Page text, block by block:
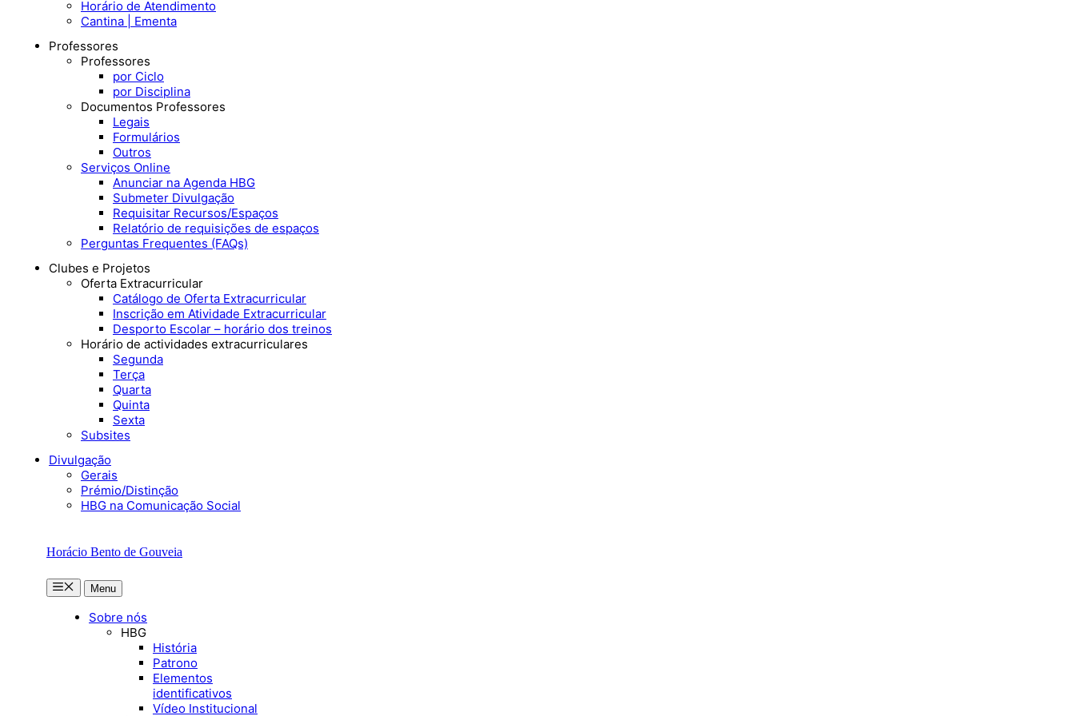
Horário de Atendimento
Cantina | Ementa
Professores
Professores
por Ciclo
por Disciplina
Documentos Professores
Legais
Formulários
Outros
Serviços Online
Anunciar na Agenda HBG
Submeter Divulgação
Requisitar Recursos/Espaços
Relatório de requisições de espaços
Perguntas Frequentes (FAQs)
Clubes e Projetos
Oferta Extracurricular
Catálogo de Oferta Extracurricular
Inscrição em Atividade Extracurricular
Desporto Escolar – horário dos treinos
Horário de actividades extracurriculares
Segunda
Terça
Quarta
Quinta
Sexta
Subsites
Divulgação
Gerais
Prémio/Distinção
HBG na Comunicação Social
Horácio Bento de Gouveia
MenuMenu
Sobre nós
HBG
História
Patrono
Elementos
identificativos
Vídeo Institucional